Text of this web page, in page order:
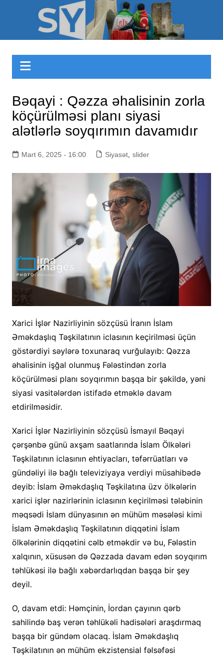
Sizinyol.org
Bəqayi : Qəzza əhalisinin zorla
köçürülməsi planı siyasi
alətlərlə soyqırımın davamıdır
Mart 6, 2025 - 16:00 Siyasət, slider
Xarici İşlər Nazirliyinin sözçüsü İranın İslam
Əməkdaşlıq Təşkilatının iclasının keçirilməsi üçün
göstərdiyi səylərə toxunaraq vurğulayıb: Qəzza
əhalisinin işğal olunmuş Fələstindən zorla
köçürülməsi planı soyqırımın başqa bir şəkildə, yəni
siyasi vasitələrdən istifadə etməklə davam
etdirilməsidir.
Xarici İşlər Nazirliyinin sözçüsü İsmayıl Bəqayi
çərşənbə günü axşam saatlarında İslam Ölkələri
Təşkilatının iclasının ehtiyacları, təfərrüatları və
gündəliyi ilə bağlı televiziyaya verdiyi müsahibədə
deyib: İslam Əməkdaşlıq Təşkilatına üzv ölkələrin
xarici işlər nazirlərinin iclasının keçirilməsi tələbinin
məqsədi İslam dünyasının ən mühüm məsələsi kimi
İslam Əməkdaşlıq Təşkilatının diqqətini İslam
ölkələrinin diqqətini cəlb etməkdir və bu, Fələstin
xalqının, xüsusən də Qəzzada davam edən soyqırım
təhlükəsi ilə bağlı xəbərdarlıqdan başqa bir şey
deyil.
O, davam etdi: Həmçinin, İordan çayının qərb
sahilində baş verən təhlükəli hadisələri araşdırmaq
başqa bir gündəm olacaq. İslam Əməkdaşlıq
Təşkilatının ən mühüm ekzistensial fəlsəfəsi